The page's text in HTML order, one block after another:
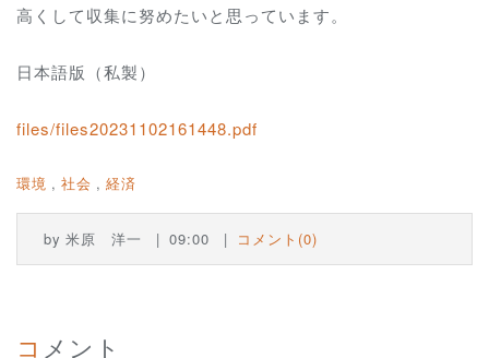
高くして収集に努めたいと思っています。
日本語版（私製）
files/files20231102161448.pdf
環境 社会 経済
by 米原 洋一 09:00 コメント(0)
コメント